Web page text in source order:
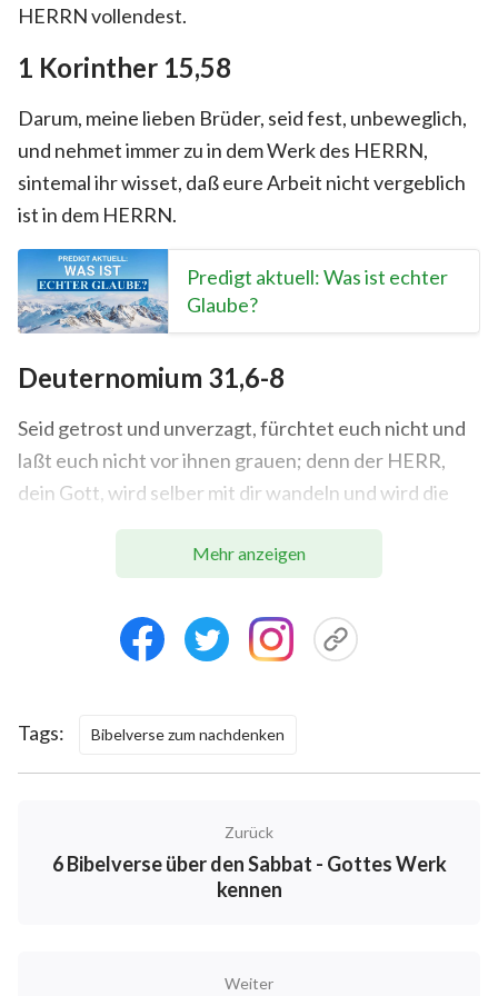
HERRN vollendest.
1 Korinther 15,58
Darum, meine lieben Brüder, seid fest, unbeweglich,
und nehmet immer zu in dem Werk des HERRN,
sintemal ihr wisset, daß eure Arbeit nicht vergeblich
ist in dem HERRN.
Predigt aktuell: Was ist echter
Glaube?
Deuternomium 31,6-8
Seid getrost und unverzagt, fürchtet euch nicht und
laßt euch nicht vor ihnen grauen; denn der HERR,
dein Gott, wird selber mit dir wandeln und wird die
Hand nicht abtun noch dich verlassen. Und Mose rief
zu Josua und sprach zu ihm vor den Augen des ganzen
Volk in das Land bringen, das der HERR ihren Vätern
geschworen hat ihnen zu geben, und du wirst es
nicht abtun noch dich verlassen. Fürchte dich nicht
und erschrick nicht.
Zuletzt, meine Brüder, seid stark in dem HERRN und
Mehr anzeigen
Tags: Bibelverse zum nachdenken
Zurück
6 Bibelverse über den Sabbat - Gottes Werk
kennen
Weiter